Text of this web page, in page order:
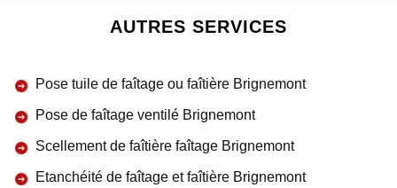
AUTRES SERVICES
Pose tuile de faîtage ou faîtière Brignemont
Pose de faîtage ventilé Brignemont
Scellement de faîtière faîtage Brignemont
Etanchéité de faîtage et faîtière Brignemont